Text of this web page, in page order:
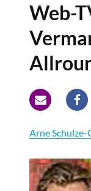
Web-
Arne Schulze-